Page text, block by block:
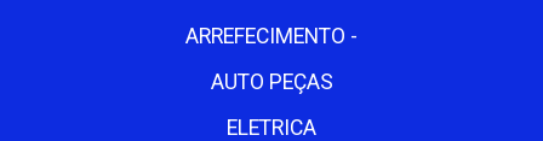
ARREFECIMENTO -
AUTO PEÇAS
ELETRICA